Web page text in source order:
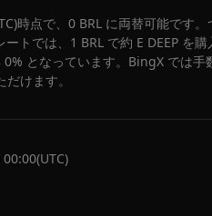
時点で、0 BRL に両替可能です。
トでは、1 BRL で約 E DEEP を購
となっています。BingX では手
だけます。